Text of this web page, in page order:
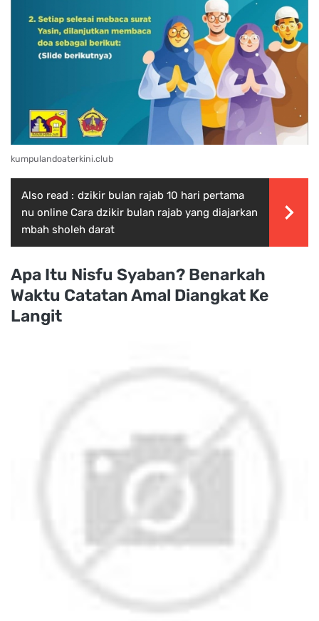
kumpulandoaterkini.club
Also read : dzikir bulan rajab 10 hari pertama
nu online Cara dzikir bulan rajab yang diajarkan
mbah sholeh darat
Apa Itu Nisfu Syaban? Benarkah
Waktu Catatan Amal Diangkat Ke
Langit